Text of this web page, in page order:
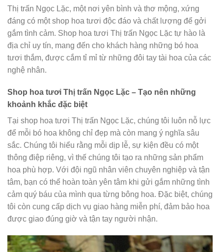
Thị trấn Ngọc Lặc, một nơi yên bình và thơ mộng, xứng
đáng có một shop hoa tươi độc đáo và chất lượng để gởi
gắm tình cảm. Shop hoa tươi Thị trấn Ngọc Lặc tự hào là
địa chỉ uy tín, mang đến cho khách hàng những bó hoa
tươi thắm, được cắm tỉ mỉ từ những đôi tay tài hoa của các
nghệ nhân.
Shop hoa tươi Thị trấn Ngọc Lặc – Tạo nên những
khoảnh khắc đặc biệt
Tại shop hoa tươi Thị trấn Ngọc Lặc, chúng tôi luôn nỗ lực
để mỗi bó hoa không chỉ đẹp mà còn mang ý nghĩa sâu
sắc. Chúng tôi hiểu rằng mỗi dịp lễ, sự kiện đều có một
thông điệp riêng, vì thế chúng tôi tạo ra những sản phẩm
hoa phù hợp. Với đội ngũ nhân viên chuyên nghiệp và tận
tâm, bạn có thể hoàn toàn yên tâm khi gửi gắm những tình
cảm quý báu của mình qua từng bông hoa. Đặc biệt, chúng
tôi còn cung cấp dịch vụ giao hàng miễn phí, đảm bảo hoa
được giao đúng giờ và tận tay người nhận.